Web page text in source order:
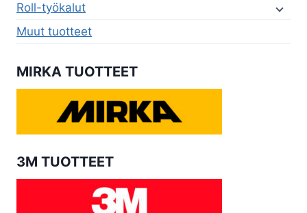
Roll-työkalut
Muut tuotteet
MIRKA TUOTTEET
3M TUOTTEET